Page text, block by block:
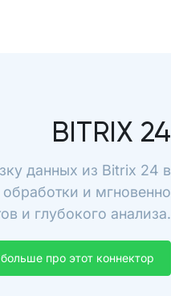
BITRIX 24
данных из Bitrix 24 в
и мгновенно
и глубокого анализа.
про этот коннектор